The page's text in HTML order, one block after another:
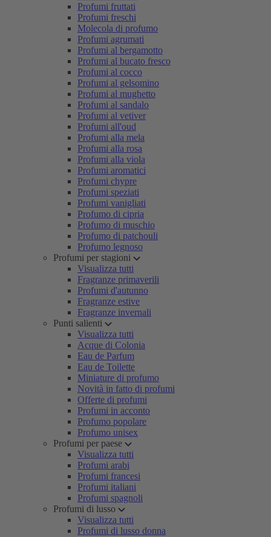
Profumi fruttati
Profumi freschi
Molecola di profumo
Profumi agrumati
Profumi al bergamotto
Profumi al bucato fresco
Profumi al cocco
Profumi al gelsomino
Profumi al mughetto
Profumi al sandalo
Profumi al vetiver
Profumi all'oud
Profumi alla mela
Profumi alla rosa
Profumi alla viola
Profumi aromatici
Profumi chypre
Profumi speziati
Profumi vanigliati
Profumo di cipria
Profumo di muschio
Profumo di patchouli
Profumo legnoso
Profumi per stagioni
Visualizza tutti
Fragranze primaverili
Profumi d'autunno
Fragranze estive
Fragranze invernali
Punti salienti
Visualizza tutti
Acque di Colonia
Eau de Parfum
Eau de Toilette
Miniature di profumo
Novità in fatto di profumi
Offerte di profumi
Profumi in acconto
Profumo popolare
Profumo unisex
Profumi per paese
Visualizza tutti
Profumi arabi
Profumi francesi
Profumi italiani
Profumi spagnoli
Profumi di lusso
Visualizza tutti
Profumi di lusso donna